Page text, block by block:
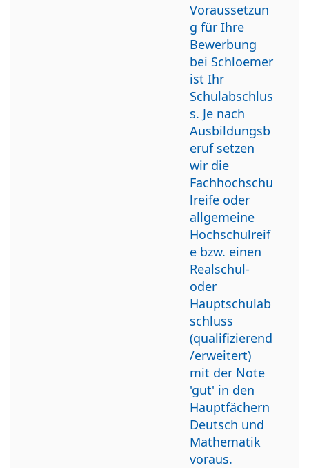
Voraussetzun
g für Ihre
Bewerbung
bei Schloemer
ist Ihr
Schulabschlus
s. Je nach
Ausbildungsb
eruf setzen
wir die
Fachhochschu
lreife oder
allgemeine
Hochschulreif
e bzw. einen
Realschul-
oder
Hauptschulab
schluss
(qualifizierend
/erweitert)
mit der Note
'gut' in den
Hauptfächern
Deutsch und
Mathematik
voraus.